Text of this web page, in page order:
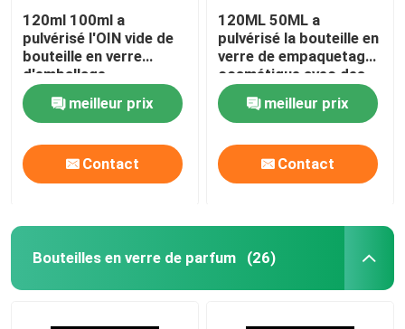
120ml 100ml a
pulvérisé l'OIN vide de
bouteille en verre
d'emballage
cosmétique
meilleur prix
Contact
120ML 50ML a
pulvérisé la bouteille en
verre de empaquetage
cosmétique avec des
couvercles
meilleur prix
Contact
Bouteilles en verre de parfum (26)